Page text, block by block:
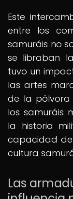
Este
entre los
samuráis no
se libraban
tuvo un
las artes
de la
los samuráis
la historia
capacidad
cultura
Las